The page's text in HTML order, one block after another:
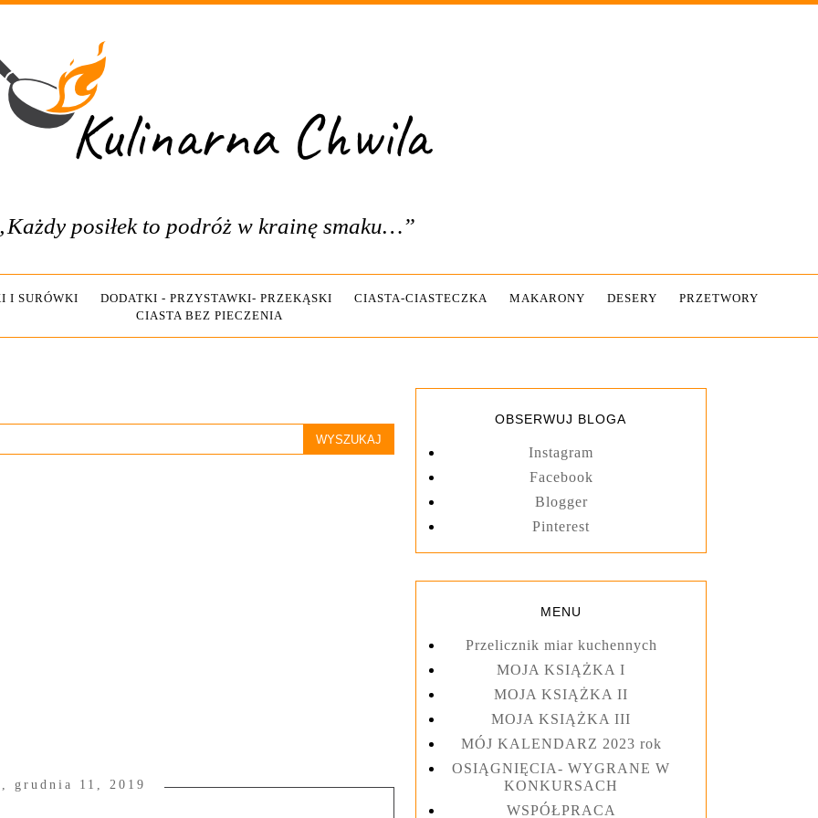
posiłek to podróż w krainę smaku…”
I SURÓWKI DODATKI - PRZYSTAWKI- PRZEKĄSKI CIASTA-CIASTECZKA MAKARONY DESERY
PRZETWORY
CIASTA BEZ PIECZENIA
grudnia 11, 2019
OBSERWUJ BLOGA
Instagram
Facebook
Blogger
Pinterest
MENU
Przelicznik miar kuchennych
MOJA KSIĄŻKA I
MOJA KSIĄŻKA II
MOJA KSIĄŻKA III
MÓJ KALENDARZ 2023 rok
OSIĄGNIĘCIA- WYGRANE W
KONKURSACH
WSPÓŁPRACA